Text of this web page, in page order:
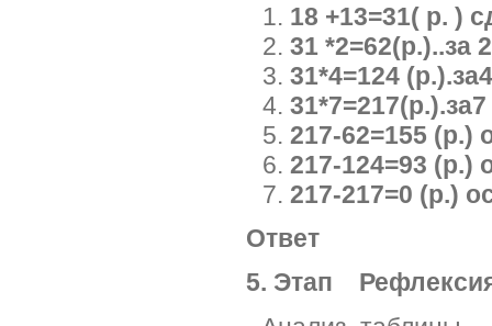
18 +13=31( р. )
31 *2=62(р.)..за
31*4=124
217-62=155 (р.)
217-124=93 (р.)
217-217=0 (р.)
Ответ
5. Этап